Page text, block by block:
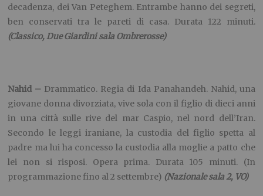
decadenza, dei Van Peteghem. Entrambe hanno dei segreti,
ben conservati tra le pareti di casa. Durata 122 minuti.
(Classico, Due Giardini sala Ombrerosse)
Nahid – Drammatico. Regia di Ida Panahandeh. Nahid, una
giovane donna divorziata, vive sola con il figlio di dieci anni
in una città sulle rive del mar Caspio, nel nord dell’Iran.
Secondo le leggi iraniane, la custodia del figlio spetta al
padre ma lui ha concesso la custodia alla moglie a patto che
lei non si risposi. Opera prima. Durata 105 minuti. (In
programmazione fino al 2 settembre) (Nazionale sala 2, VO)